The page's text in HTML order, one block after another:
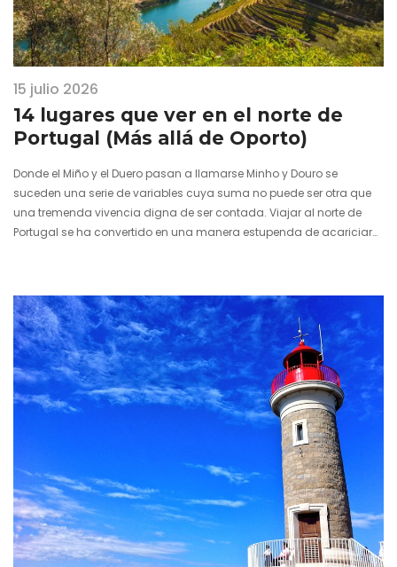
15 julio 2026
14 lugares que ver en el norte de
Portugal (Más allá de Oporto)
Donde el Miño y el Duero pasan a llamarse Minho y Douro se
suceden una serie de variables cuya suma no puede ser otra que
una tremenda vivencia digna de ser contada. Viajar al norte de
Portugal se ha convertido en una manera estupenda de acariciar
15 julio 2026